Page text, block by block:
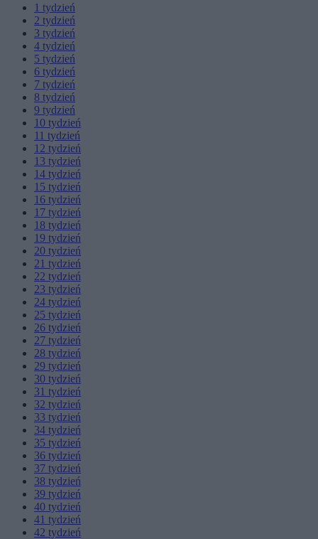
1 tydzień
2 tydzień
3 tydzień
4 tydzień
5 tydzień
6 tydzień
7 tydzień
8 tydzień
9 tydzień
10 tydzień
11 tydzień
12 tydzień
13 tydzień
14 tydzień
15 tydzień
16 tydzień
17 tydzień
18 tydzień
19 tydzień
20 tydzień
21 tydzień
22 tydzień
23 tydzień
24 tydzień
25 tydzień
26 tydzień
27 tydzień
28 tydzień
29 tydzień
30 tydzień
31 tydzień
32 tydzień
33 tydzień
34 tydzień
35 tydzień
36 tydzień
37 tydzień
38 tydzień
39 tydzień
40 tydzień
41 tydzień
42 tydzień